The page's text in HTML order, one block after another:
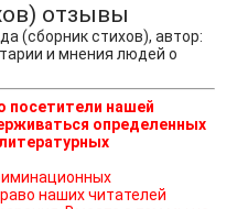
отзывы
(сборник стихов), автор:
и мнения людей о
посетители нашей
определенных